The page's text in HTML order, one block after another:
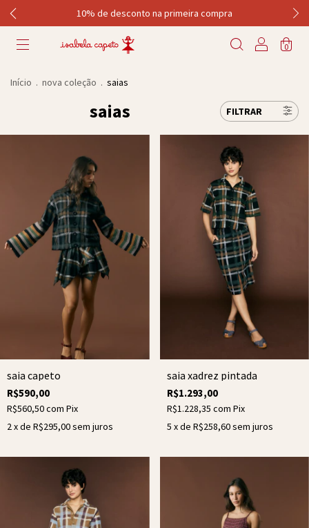
10% de desconto na primeira compra
0
Início . nova coleção . saias
saias FILTRAR
saia capeto
R$590,00
R$560,50com Pix
2x de R$295,00sem juros
saia xadrez pintada
R$1.293,00
R$1.228,35 com Pix
5 x de R$258,60sem juros